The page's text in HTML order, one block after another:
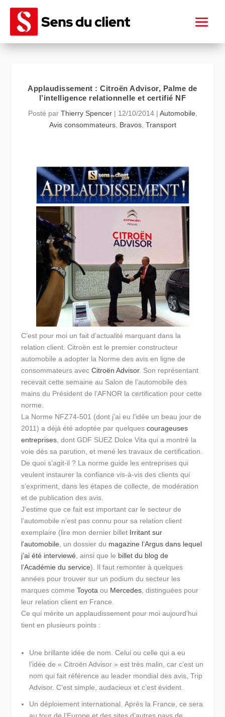
Applaudissement : Citroën Advisor, Palme de
l’intelligence relationnelle et certifié NF
Posté par Thierry Spencer| 12/10/2014| Automobile
Avis consommateurs, Bravos, Transport
C’est pour moi un fait d’actualité marquant dans la
relation client. Citroën est le premier constructeur
automobile a adopter la Norme des avis en ligne de
consommateurs avecCitroën Advisor. Son représentant
recevait cette semaine au Salon de l’automobile des
mains du Président de l’AFNOR la certification pour cette
norme.
La Norme NFZ74-501 (dont j’ai eu l’idée un beau jour de
2011) a déjà été adoptée par quelquescourageuses
entreprises , dont GDF SUEZ Dolce Vita qui a montré la
voie dès sa parution, et mené les travaux de certification.
De quoi s’agit-il ? La norme guide les entreprises qui
veulent instaurer la confiance vis-à-vis des clients qui
s’expriment, dans les étapes de collecte, de modération
et de publication des avis.
J’estime que ce fait est important car le secteur de
l’automobile n’est pas connu pour sa relation client
exemplaire (lire mon dernier billet Irritant sur
l’automobile , un dossier du magazine l’Argus dans lequel
j’ai été interviewé , ainsi que le billet du blog de
l’Académie du service). Il faut remonter à quelques
années pour trouver sur un podium du secteur les
marques commeToyota ou Mercedes , distinguées pour
leur relation client en France.
Ce qui mérite un applaudissement pour moi aujourd’hui
tient en plusieurs points :
Une brillante idée de nom.Celui ou celle qui a eu
l’idée de « Citroën Advisor » est très malin, car c’est un
nom qui fait référence au leader mondial des avis, Trip
Advisor. C’est simple, audacieux et c’est évident.
Un déploiement international.Après la France, ce sera